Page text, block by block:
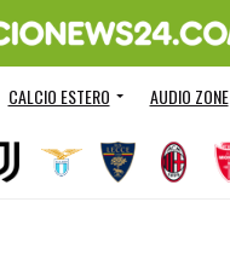
CALCIO ESTERO AUDIO ZONE